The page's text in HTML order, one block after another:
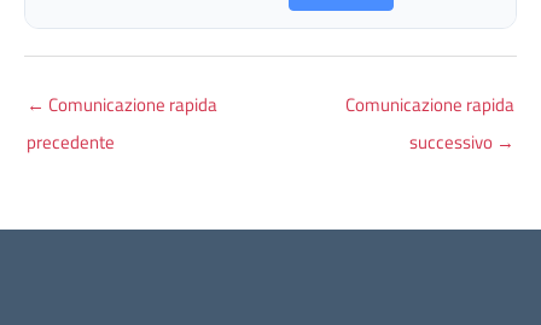
← Comunicazione rapida
precedente
Comunicazione rapida
successivo →